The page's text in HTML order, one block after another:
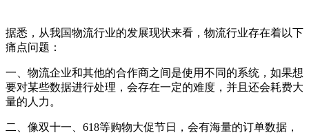
据悉，从我国物流行业的发展现状来看，物流行业存在着以下
痛点问题：
一、物流企业和其他的合作商之间是使用不同的系统，如果想
要对某些数据进行处理，会存在一定的难度，并且还会耗费大
量的人力。
二、像双十一、618等购物大促节日，会有海量的订单数据，